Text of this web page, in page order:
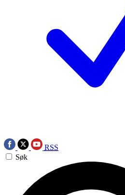
RSS
Søk